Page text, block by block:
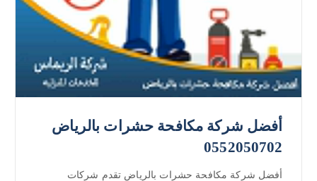
أفضل شركة مكافحة حشرات بالرياض
0552050702
أفضل شركة مكافحة حشرات بالرياض تقدم شركات